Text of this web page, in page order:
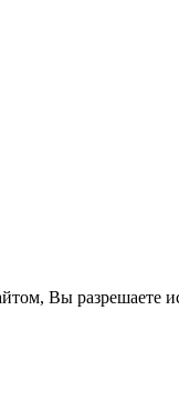
Вы разрешаете